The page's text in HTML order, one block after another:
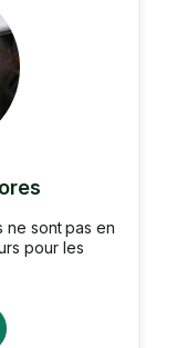
ne sont pas en
pour les